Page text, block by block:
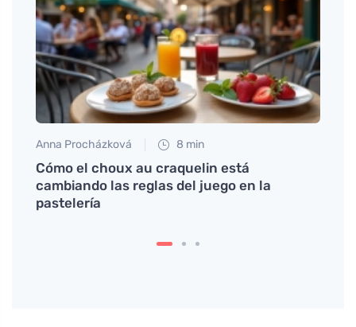
Anna Procházková 8 min
Cómo el choux au craquelin está
cambiando las reglas del juego en la
pastelería